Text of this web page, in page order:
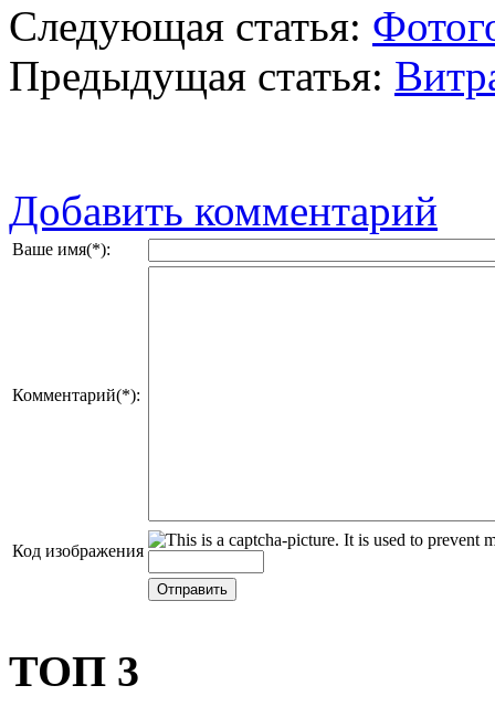
Следующая статья:
Предыдущая статья:
Добавить комментарий
Ваше имя(*):
Комментарий(*):
Код изображения
ТОП 3